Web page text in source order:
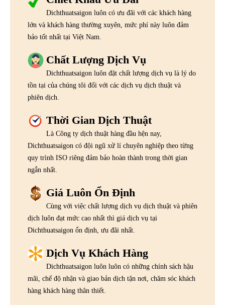
Dichthuatsaigon luôn có ưu đãi với các khách hàng
lớn và khách hàng thường xuyên, mức phí này luôn đảm
bảo tốt nhất tại Việt Nam.
Chất Lượng Dịch Vụ
Dichthuatsaigon luôn đặt chất lượng dịch vụ là lý do
tồn tại của chúng tôi đối với các dịch vụ dịch thuật và
phiên dịch.
Thời Gian Dịch Thuật
Là Công ty dịch thuật hàng đầu hện nay,
Dichthuatsaigon có đội ngũ xử lí chuyên nghiệp theo từng
quy trình ISO riêng đảm bảo hoàn thành trong thời gian
ngắn nhất.
Giá Luôn Ổn Định
Cùng với việc chất lượng dịch vụ dịch thuật và phiên
dịch luôn đạt mức cao nhất thì giá dịch vụ tại
Dichthuatsaigon ổn định, ưu đãi nhất.
Dịch Vụ Khách Hàng
Dichthuatsaigon luôn luôn có những chính sách hậu
mãi, chế độ nhận và giao bản dịch tận nơi, chăm sóc khách
hàng khách hàng thân thiết.